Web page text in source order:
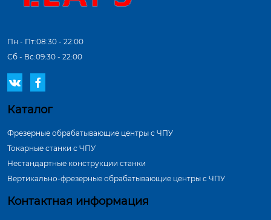
Пн - Пт:08:30 - 22:00
Сб - Вс:09:30 - 22:00
 
Каталог
Фрезерные обрабатывающие центры с ЧПУ
Токарные станки с ЧПУ
Нестандартные конструкции станки
Вертикально-фрезерные обрабатывающие центры с ЧПУ
Контактная информация